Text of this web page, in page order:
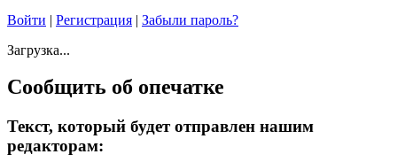
Войти | Регистрация | Забыли пароль?
Загрузка...
Сообщить об опечатке
Текст, который будет отправлен нашим
редакторам: